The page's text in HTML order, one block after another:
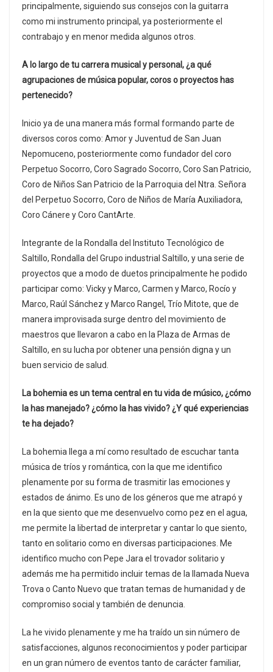
principalmente, siguiendo sus consejos con la guitarra
como mi instrumento principal, ya posteriormente el
contrabajo y en menor medida algunos otros.
A lo largo de tu carrera musical y personal, ¿a qué
agrupaciones de música popular, coros o proyectos has
pertenecido?
Inicio ya de una manera más formal formando parte de
diversos coros como: Amor y Juventud de San Juan
Nepomuceno, posteriormente como fundador del coro
Perpetuo Socorro, Coro Sagrado Socorro, Coro San Patricio,
Coro de Niños San Patricio de la Parroquia del Ntra. Señora
del Perpetuo Socorro, Coro de Niños de María Auxiliadora,
Coro Cánere y Coro CantArte.
Integrante de la Rondalla del Instituto Tecnológico de
Saltillo, Rondalla del Grupo industrial Saltillo, y una serie de
proyectos que a modo de duetos principalmente he podido
participar como: Vicky y Marco, Carmen y Marco, Rocío y
Marco, Raúl Sánchez y Marco Rangel, Trío Mitote, que de
manera improvisada surge dentro del movimiento de
maestros que llevaron a cabo en la Plaza de Armas de
Saltillo, en su lucha por obtener una pensión digna y un
buen servicio de salud.
La bohemia es un tema central en tu vida de músico, ¿cómo
la has manejado? ¿cómo la has vivido? ¿Y qué experiencias
te ha dejado?
La bohemia llega a mí como resultado de escuchar tanta
música de tríos y romántica, con la que me identifico
plenamente por su forma de trasmitir las emociones y
estados de ánimo. Es uno de los géneros que me atrapó y
en la que siento que me desenvuelvo como pez en el agua,
me permite la libertad de interpretar y cantar lo que siento,
tanto en solitario como en diversas participaciones. Me
identifico mucho con Pepe Jara el trovador solitario y
además me ha permitido incluir temas de la llamada Nueva
Trova o Canto Nuevo que tratan temas de humanidad y de
compromiso social y también de denuncia.
La he vivido plenamente y me ha traído un sin número de
satisfacciones, algunos reconocimientos y poder participar
en un gran número de eventos tanto de carácter familiar,